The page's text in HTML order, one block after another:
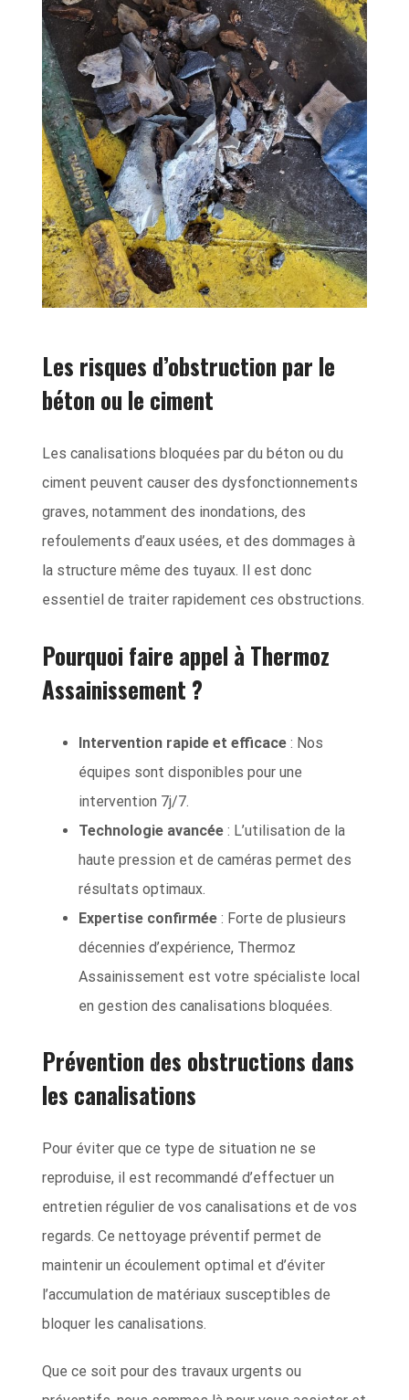
Les risques d’obstruction par le
béton ou le ciment
Les canalisations bloquées par du béton ou du
ciment peuvent causer des dysfonctionnements
graves, notamment des inondations, des
refoulements d’eaux usées, et des dommages à
la structure même des tuyaux. Il est donc
essentiel de traiter rapidement ces obstructions.
Pourquoi faire appel à Thermoz
Assainissement ?
Intervention rapide et efficace: Nos
équipes sont disponibles pour une
intervention 7j/7.
Technologie avancée: L’utilisation de la
haute pression et de caméras permet des
résultats optimaux.
Expertise confirmée: Forte de plusieurs
décennies d’expérience, Thermoz
Assainissement est votre spécialiste local
en gestion des canalisations bloquées.
Prévention des obstructions dans
les canalisations
Pour éviter que ce type de situation ne se
reproduise, il est recommandé d’effectuer un
entretien régulier de vos canalisations et de vos
regards. Ce nettoyage préventif permet de
maintenir un écoulement optimal et d’éviter
l’accumulation de matériaux susceptibles de
bloquer les canalisations.
Que ce soit pour des travaux urgents ou